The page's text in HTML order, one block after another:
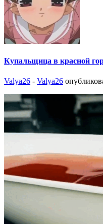
Купальщица в красной
Valya26 - Valya26